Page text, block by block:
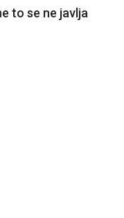
to se ne javlja